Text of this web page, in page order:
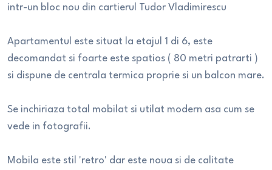
intr-un bloc nou din cartierul Tudor Vladimirescu
Apartamentul este situat la etajul 1 di 6, este
decomandat si foarte este spatios ( 80 metri patrarti )
si dispune de centrala termica proprie si un balcon mare.
Se inchiriaza total mobilat si utilat modern asa cum se
vede in fotografii.
Mobila este stil 'retro' dar este noua si de calitate